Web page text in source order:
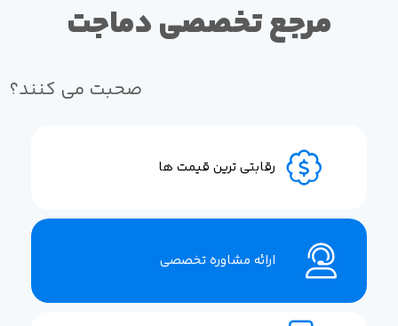
مرجع تخصصی دماجت
صحبت می کنند؟
رقابتی ترین قیمت ها
ارائه مشاوره تخصصی